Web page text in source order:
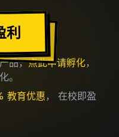
利
品，点此申请孵化，
。
教育优惠 ， 在校即盈